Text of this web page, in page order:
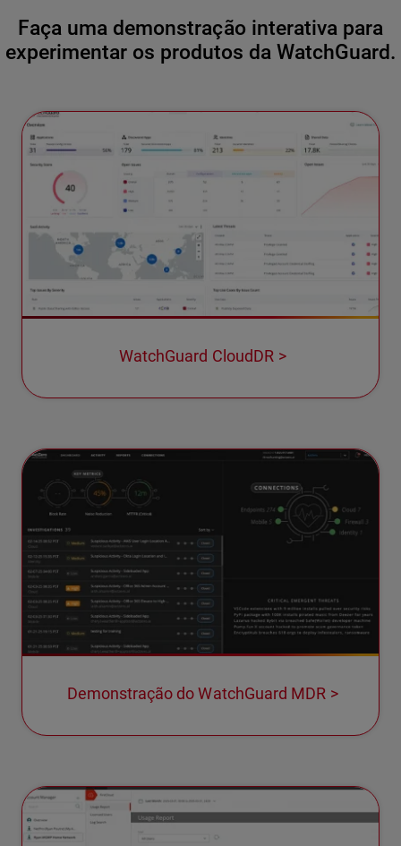
Faça uma demonstração interativa para
experimentar os produtos da WatchGuard.
WatchGuard CloudDR
Demonstração do WatchGuard MDR